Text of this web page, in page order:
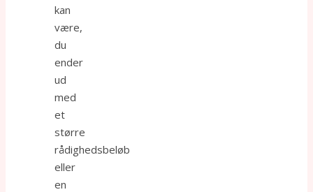
kan
være,
du
ender
ud
med
et
større
rådighedsbeløb
eller
en